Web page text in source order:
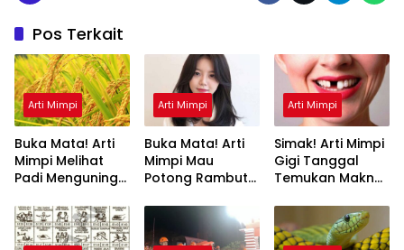
Pos Terkait
Arti Mimpi
Buka Mata! Arti
Mimpi Melihat
Padi Menguning
Diketahui
Arti Mimpi
Buka Mata! Arti
Mimpi Mau
Potong Rambut
Ini Penjelasannya
Arti Mimpi
Simak! Arti Mimpi
Gigi Tanggal
Temukan Makna